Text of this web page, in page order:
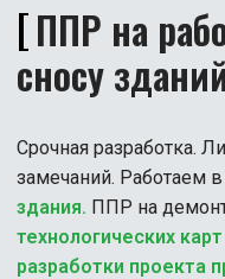
ППР на
сносу
Срочная разработка.
замечаний. Работаем
здания. ППР на
технологических
разработки проекта